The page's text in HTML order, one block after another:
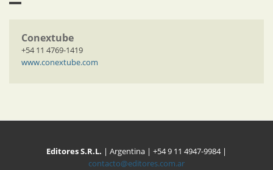
Conextube
+54 11 4769-1419
www.conextube.com
Editores S.R.L. | Argentina | +54 9 11 4947-9984 |
contacto@editores.com.ar